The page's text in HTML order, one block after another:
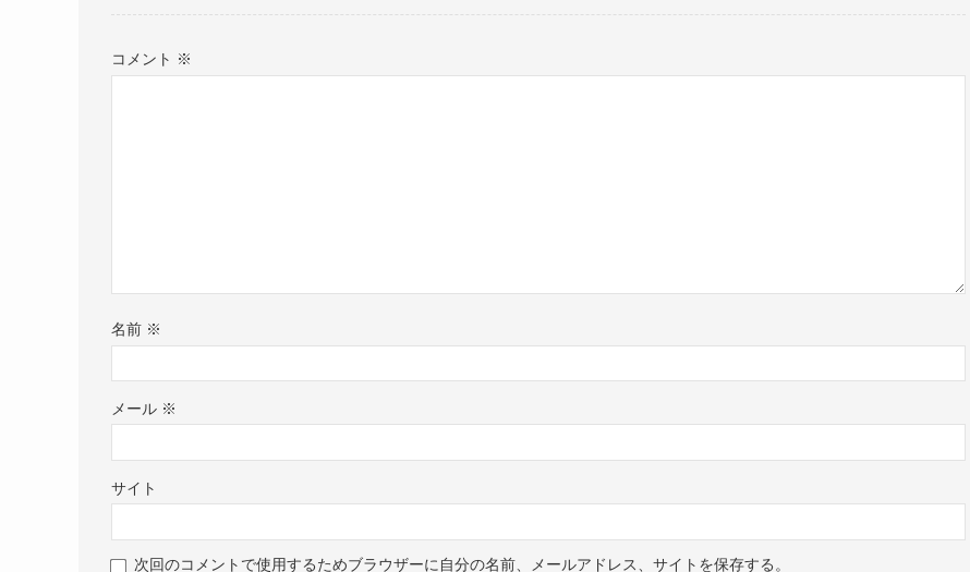
コメント ※
名前 ※
メール ※
サイト
次回のコメントで使用するためブラウザーに自分の名前、メールアドレス、サイトを保存する。